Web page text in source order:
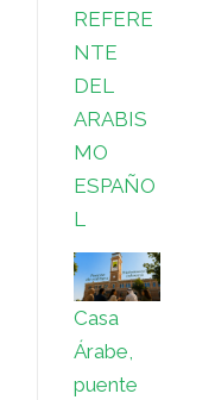
REFERE
NTE
DEL
ARABIS
MO
ESPAÑO
L
Casa
Árabe,
puente